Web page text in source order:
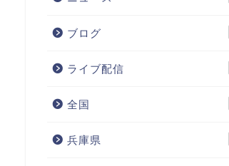
ブログ
ライブ配信
全国
兵庫県